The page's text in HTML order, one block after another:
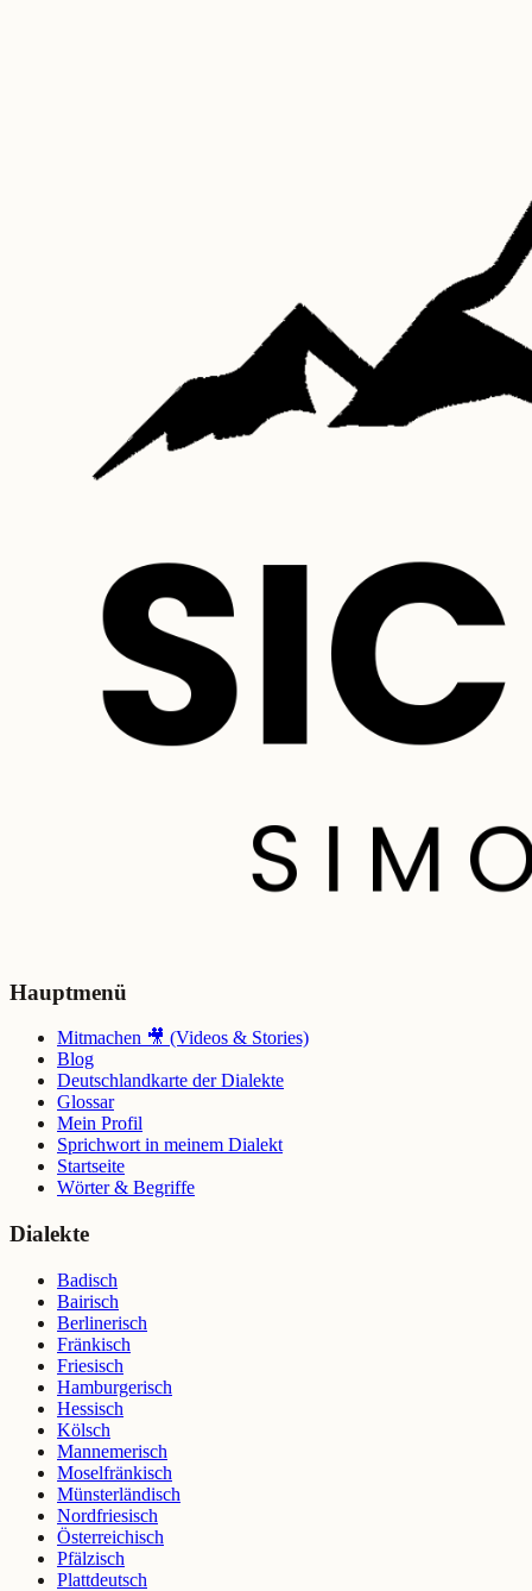
Hauptmenü
Mitmachen 🎥 (Videos & Stories)
Blog
Deutschlandkarte der Dialekte
Glossar
Mein Profil
Sprichwort in meinem Dialekt
Startseite
Wörter & Begriffe
Dialekte
Badisch
Bairisch
Berlinerisch
Fränkisch
Friesisch
Hamburgerisch
Hessisch
Kölsch
Mannemerisch
Moselfränkisch
Münsterländisch
Nordfriesisch
Österreichisch
Pfälzisch
Plattdeutsch